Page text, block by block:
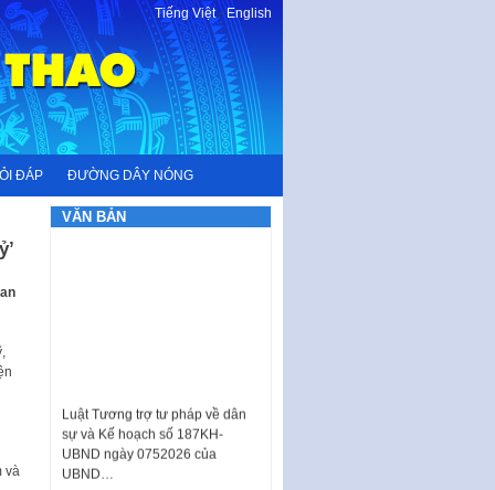
Tiếng Việt-English
ĐÁP ĐƯỜNG DÂY NÓNG
và
VĂN BẢN
sự và Kế hoạch số 187KH-
UBND ngày 0752026 của
UBND…